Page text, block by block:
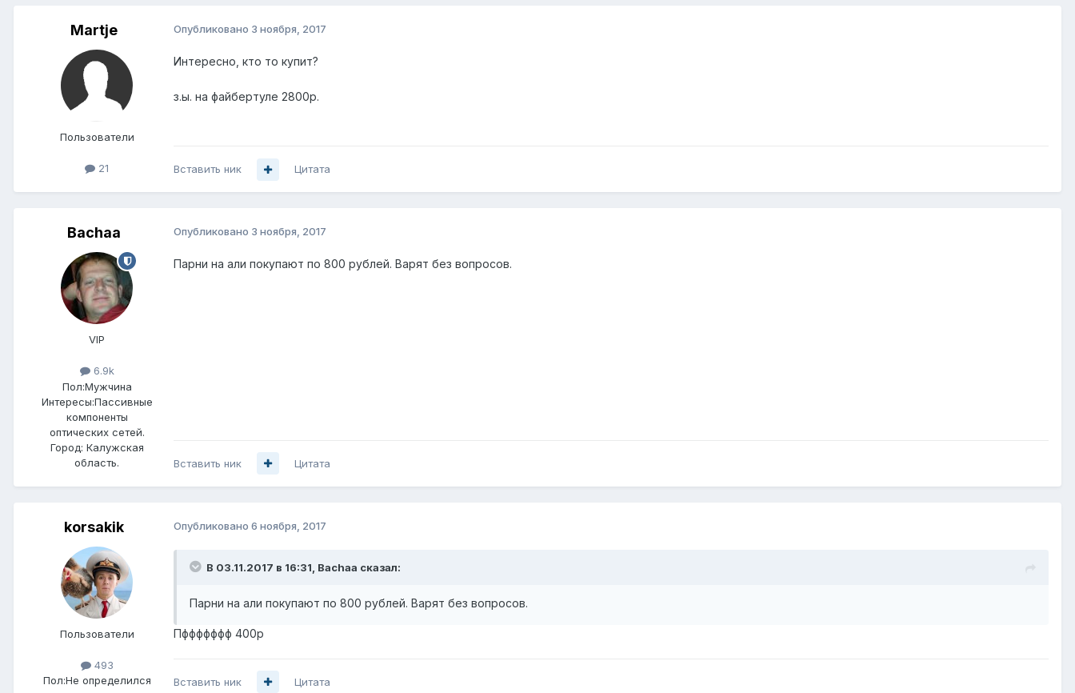
Martje
Пользователи
21
Опубликовано 3 ноября, 2017
Интересно, кто то купит?
з.ы. на файбертуле 2800р.
Вставить ник Цитата
Bachaa
VIP
6.9k
Пол:Мужчина
Интересы:Пассивные
компоненты
оптических сетей.
Город: Калужская
область.
Опубликовано 3 ноября, 2017
Парни на али покупают по 800 рублей. Варят без вопросов.
Вставить ник Цитата
korsakik
Пользователи
493
Пол:Не определился
Опубликовано 6 ноября, 2017
В 03.11.2017 в 16:31, Bachaa сказал:
Парни на али покупают по 800 рублей. Варят без вопросов.
Пффффффф 400р
Вставить ник Цитата